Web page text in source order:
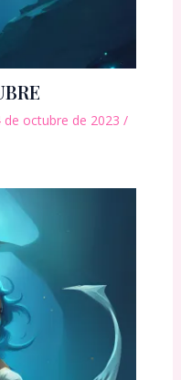
de octubre de 2023 /